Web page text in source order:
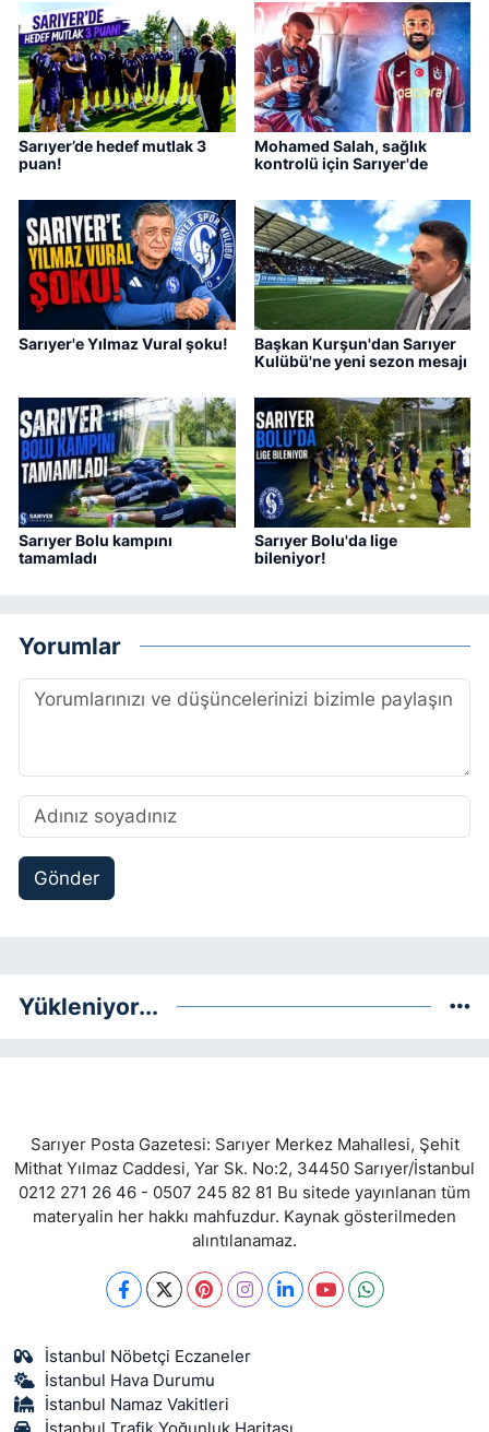
Sarıyer’de hedef mutlak 3
puan!
Mohamed Salah, sağlık
kontrolü için Sarıyer'de
Sarıyer'e Yılmaz Vural şoku!
Başkan Kurşun'dan Sarıyer
Kulübü'ne yeni sezon mesajı
Sarıyer Bolu kampını
tamamladı
Sarıyer Bolu'da lige
bileniyor!
Yorumlar
Gönder
Yükleniyor...
Sarıyer Posta Gazetesi: Sarıyer Merkez Mahallesi, Şehit
Mithat Yılmaz Caddesi, Yar Sk. No:2, 34450 Sarıyer/İstanbul
0212 271 26 46 - 0507 245 82 81 Bu sitede yayınlanan tüm
materyalin her hakkı mahfuzdur. Kaynak gösterilmeden
alıntılanamaz.
İstanbul Nöbetçi Eczaneler
İstanbul Hava Durumu
İstanbul Namaz Vakitleri